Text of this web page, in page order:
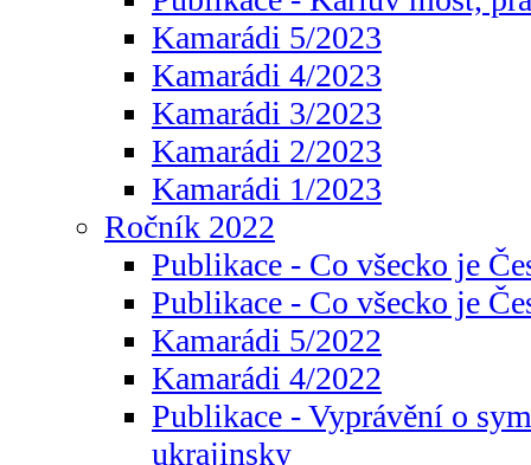
Kamarádi 5/2023
Kamarádi 4/2023
Kamarádi 3/2023
Kamarádi 2/2023
Kamarádi 1/2023
Ročník 2022
Publikace - Co všecko je
Publikace - Co všecko je
Kamarádi 5/2022
Kamarádi 4/2022
Publikace - Vyprávění o
ukrajinsky